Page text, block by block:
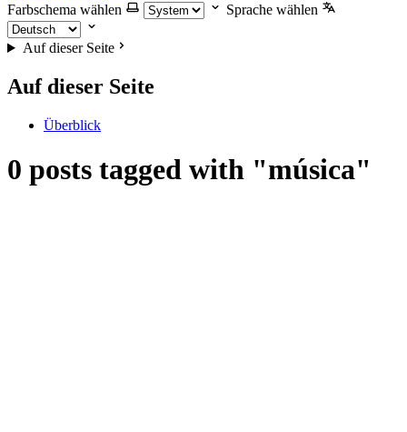
Farbschema wählen
Sprache wählen
Auf dieser Seite
Auf dieser Seite
Überblick
0 posts tagged with "música"